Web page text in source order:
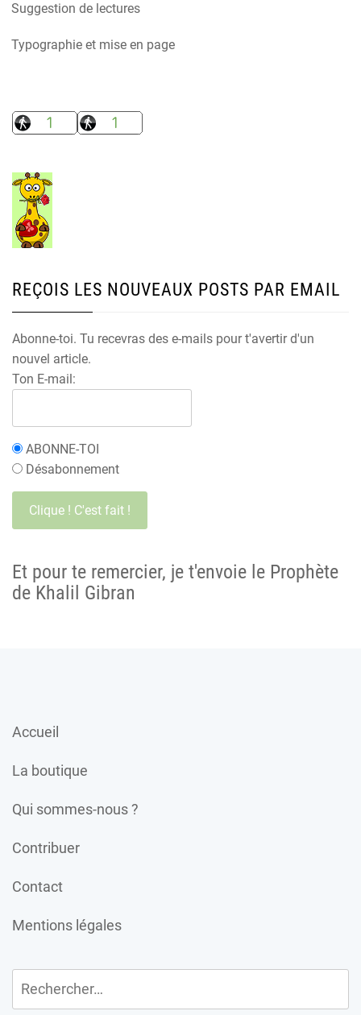
Suggestion de lectures
Typographie et mise en page
REÇOIS LES NOUVEAUX POSTS PAR EMAIL
Abonne-toi. Tu recevras des e-mails pour t'avertir d'un
nouvel article.
Ton E-mail:
ABONNE-TOI
Désabonnement
Et pour te remercier, je t'envoie le Prophète
de Khalil Gibran
Accueil
La boutique
Qui sommes-nous ?
Contribuer
Contact
Mentions légales
Rechercher :